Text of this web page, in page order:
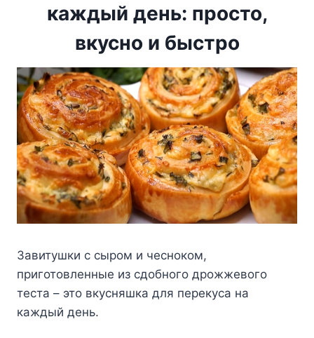
каждый день: просто,
вкусно и быстро
Завитушки с сыром и чесноком,
приготовленные из сдобного дрожжевого
теста – это вкусняшка для перекуса на
каждый день.